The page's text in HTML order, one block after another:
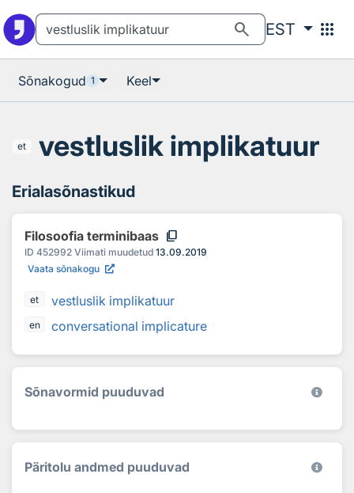
search EST apps
Sõnakogud 1 Keel
et vestluslik implikatuur
Erialasõnastikud
Filosoofia terminibaas content_copy
ID 452992 Viimati muudetud 13.09.2019
Vaata sõnakogu
et vestluslik implikatuur
en conversational implicature
Sõnavormid puuduvad
Päritolu andmed puuduvad